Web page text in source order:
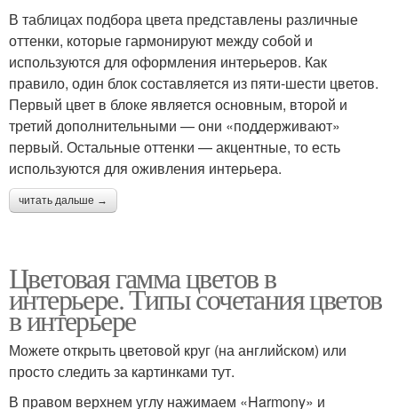
В таблицах подбора цвета представлены различные
оттенки, которые гармонируют между собой и
используются для оформления интерьеров. Как
правило, один блок составляется из пяти-шести цветов.
Первый цвет в блоке является основным, второй и
третий дополнительными — они «поддерживают»
первый. Остальные оттенки — акцентные, то есть
используются для оживления интерьера.
читать дальше →
Цветовая гамма цветов в
интерьере. Типы сочетания цветов
в интерьере
Можете открыть цветовой круг (на английском) или
просто следить за картинками тут.
В правом верхнем углу нажимаем «Harmony» и